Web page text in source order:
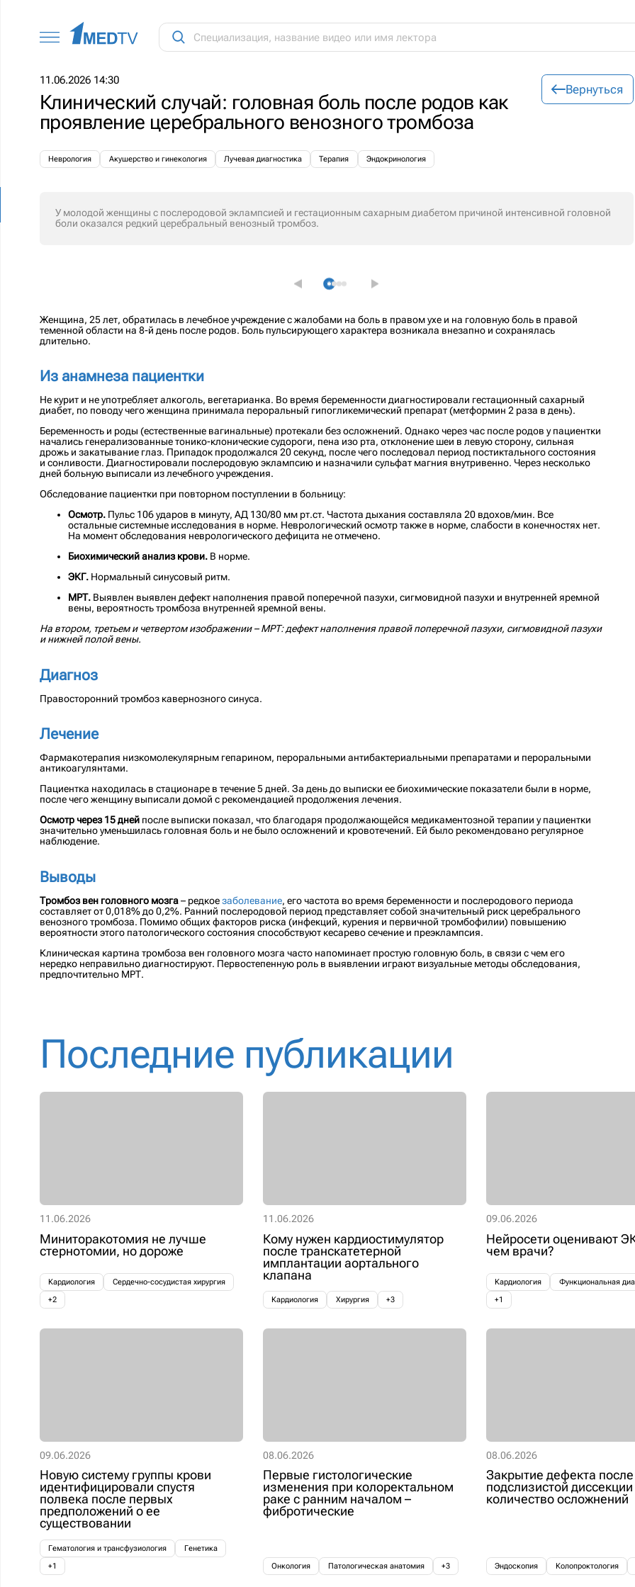
11.06.2026 14:30
Клинический случай: головная боль после родов как
проявление церебрального венозного тромбоза
Неврология Акушерство и гинекология Лучевая диагностика Терапия Эндокринология
Вернуться
У молодой женщины с послеродовой эклампсией и гестационным сахарным диабетом причиной интенсивной головной
боли оказался редкий церебральный венозный тромбоз.
Женщина, 25 лет, обратилась в лечебное учреждение с жалобами на боль в правом ухе и на головную боль в правой
теменной области на 8-й день после родов. Боль пульсирующего характера возникала внезапно и сохранялась
длительно.
Из анамнеза пациентки
Не курит и не употребляет алкоголь, вегетарианка. Во время беременности диагностировали гестационный сахарный
диабет, по поводу чего женщина принимала пероральный гипогликемический препарат (метформин 2 раза в день).
Беременность и роды (естественные вагинальные) протекали без осложнений. Однако через час после родов у пациентки
начались генерализованные тонико-клонические судороги, пена изо рта, отклонение шеи в левую сторону, сильная
дрожь и закатывание глаз. Припадок продолжался 20 секунд, после чего последовал период постиктального состояния
и сонливости. Диагностировали послеродовую эклампсию и назначили сульфат магния внутривенно. Через несколько
дней больную выписали из лечебного учреждения.
Обследование пациентки при повторном поступлении в больницу:
Осмотр. Пульс 106 ударов в минуту, АД 130/80 мм рт.ст. Частота дыхания составляла 20 вдохов/мин. Все
остальные системные исследования в норме. Неврологический осмотр также в норме, слабости в конечностях нет.
На момент обследования неврологического дефицита не отмечено.
Биохимический анализ крови. В норме.
ЭКГ. Нормальный синусовый ритм.
МРТ. Выявлен выявлен дефект наполнения правой поперечной пазухи, сигмовидной пазухи и внутренней яремной
вены, вероятность тромбоза внутренней яремной вены.
На втором, третьем и четвертом изображении – МРТ: дефект наполнения правой поперечной пазухи, сигмовидной пазухи
и нижней полой вены.
Диагноз
Правосторонний тромбоз кавернозного синуса.
Лечение
Фармакотерапия низкомолекулярным гепарином, пероральными антибактериальными препаратами и пероральными
антикоагулянтами.
Пациентка находилась в стационаре в течение 5 дней. За день до выписки ее биохимические показатели были в норме,
после чего женщину выписали домой с рекомендацией продолжения лечения.
Осмотр через 15 дней после выписки показал, что благодаря продолжающейся медикаментозной терапии у пациентки
значительно уменьшилась головная боль и не было осложнений и кровотечений. Ей было рекомендовано регулярное
наблюдение.
Выводы
Тромбоз вен головного мозга– редкоезаболевание, его частота во время беременности и послеродового периода
составляет от 0,018% до 0,2%. Ранний послеродовой период представляет собой значительный риск церебрального
венозного тромбоза. Помимо общих факторов риска (инфекций, курения и первичной тромбофилии) повышению
вероятности этого патологического состояния способствуют кесарево сечение и преэклампсия.
Клиническая картина тромбоза вен головного мозга часто напоминает простую головную боль, в связи с чем его
нередко неправильно диагностируют. Первостепенную роль в выявлении играют визуальные методы обследования,
предпочтительно МРТ.
Последние публикации
11.06.2026
Миниторакотомия не лучше
стернотомии, но дороже
Кардиология
Сердечно-сосудистая хирургия
+2
11.06.2026
Кому нужен кардиостимулятор
после транскатетерной
имплантации аортального
клапана
Кардиология Хирургия +3
09.06.2026
Нейросети оценивают
чем врачи?
Кардиология
Функциональная
+1
09.06.2026
Новую систему группы крови
идентифицировали спустя
полвека после первых
предположений о ее
существовании
Гематология и трансфузиология
Генетика
+1
08.06.2026
Первые гистологические
изменения при колоректальном
раке с ранним началом –
фибротические
Онкология Патологическая анатомия +3
08.06.2026
Закрытие дефекта после
подслизистой
количество осложнений
Эндоскопия Колопроктология